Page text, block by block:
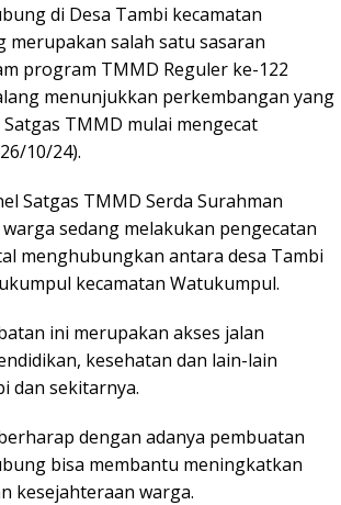
di Desa Tambi kecamatan
merupakan salah satu sasaran
program TMMD Reguler ke-122
menunjukkan perkembangan yang
TMMD mulai mengecat
10/24).
Satgas TMMD Serda Surahman
sedang melakukan pengecatan
menghubungkan antara desa Tambi
kecamatan Watukumpul.
ini merupakan akses jalan
kesehatan dan lain-lain
dan sekitarnya.
dengan adanya pembuatan
bisa membantu meningkatkan
kesejahteraan warga.